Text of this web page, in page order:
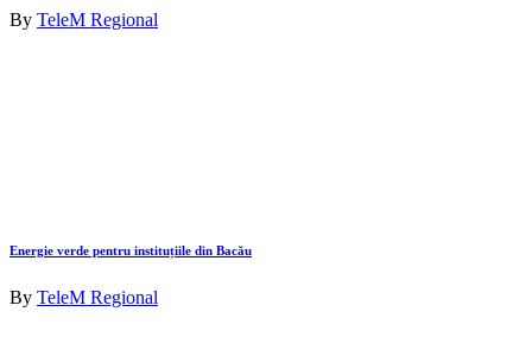
By TeleM Regional
Energie verde pentru instituțiile din Bacău
By TeleM Regional